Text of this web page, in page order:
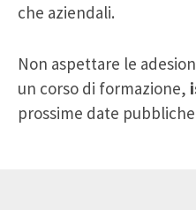
che aziendali.
Non aspettare le
un corso di formazione,
prossime date